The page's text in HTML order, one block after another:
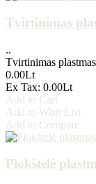
Tvirtinimas
..
Tvirtinimas
0.00Lt
Ex Tax: 0.00Lt
Add to Cart
Add to Wish List
Add to Compare
Plokštelė